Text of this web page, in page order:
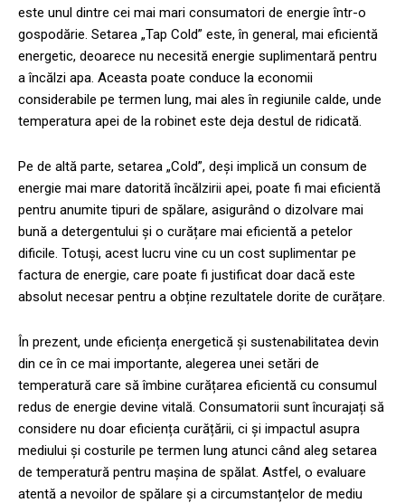
este unul dintre cei mai mari consumatori de energie într-o
gospodărie. Setarea „Tap Cold” este, în general, mai eficientă
energetic, deoarece nu necesită energie suplimentară pentru
a încălzi apa. Aceasta poate conduce la economii
considerabile pe termen lung, mai ales în regiunile calde, unde
temperatura apei de la robinet este deja destul de ridicată.
Pe de altă parte, setarea „Cold”, deși implică un consum de
energie mai mare datorită încălzirii apei, poate fi mai eficientă
pentru anumite tipuri de spălare, asigurând o dizolvare mai
bună a detergentului și o curățare mai eficientă a petelor
dificile. Totuși, acest lucru vine cu un cost suplimentar pe
factura de energie, care poate fi justificat doar dacă este
absolut necesar pentru a obține rezultatele dorite de curățare.
În prezent, unde eficiența energetică și sustenabilitatea devin
din ce în ce mai importante, alegerea unei setări de
temperatură care să îmbine curățarea eficientă cu consumul
redus de energie devine vitală. Consumatorii sunt încurajați să
considere nu doar eficiența curățării, ci și impactul asupra
mediului și costurile pe termen lung atunci când aleg setarea
de temperatură pentru mașina de spălat. Astfel, o evaluare
atentă a nevoilor de spălare și a circumstanțelor de mediu